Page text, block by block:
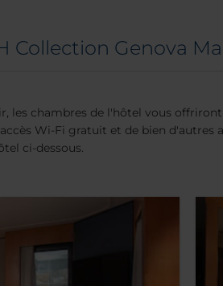
Collection Genova
les chambres de l'hôtel vous
Wi-Fi gratuit et de bien
ci-dessous.